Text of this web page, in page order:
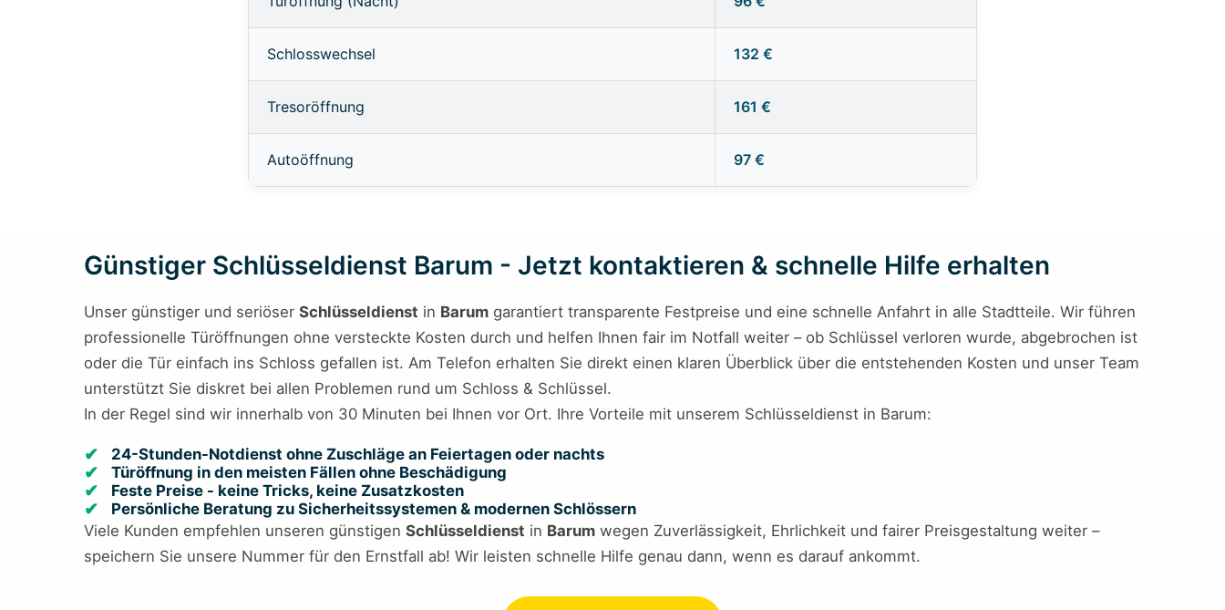
Schlosswechsel 132 €
Tresoröffnung 161 €
Autoöffnung 97 €
Günstiger Schlüsseldienst Barum - Jetzt kontaktieren & schnelle Hilfe erhalten
Unser günstiger und seriöser Schlüsseldienst in Barum garantiert transparente Festpreise und eine schnelle Anfahrt in alle Stadtteile. Wir führen
professionelle Türöffnungen ohne versteckte Kosten durch und helfen Ihnen fair im Notfall weiter – ob Schlüssel verloren wurde, abgebrochen ist
oder die Tür einfach ins Schloss gefallen ist. Am Telefon erhalten Sie direkt einen klaren Überblick über die entstehenden Kosten und unser Team
unterstützt Sie diskret bei allen Problemen rund um Schloss & Schlüssel.
In der Regel sind wir innerhalb von 30 Minuten bei Ihnen vor Ort. Ihre Vorteile mit unserem Schlüsseldienst in Barum:
24-Stunden-Notdienst ohne Zuschläge an Feiertagen oder nachts
Türöffnung in den meisten Fällen ohne Beschädigung
Feste Preise - keine Tricks, keine Zusatzkosten
Persönliche Beratung zu Sicherheitssystemen & modernen Schlössern
Viele Kunden empfehlen unseren günstigen Schlüsseldienst in Barum wegen Zuverlässigkeit, Ehrlichkeit und fairer Preisgestaltung weiter –
speichern Sie unsere Nummer für den Ernstfall ab! Wir leisten schnelle Hilfe genau dann, wenn es darauf ankommt.